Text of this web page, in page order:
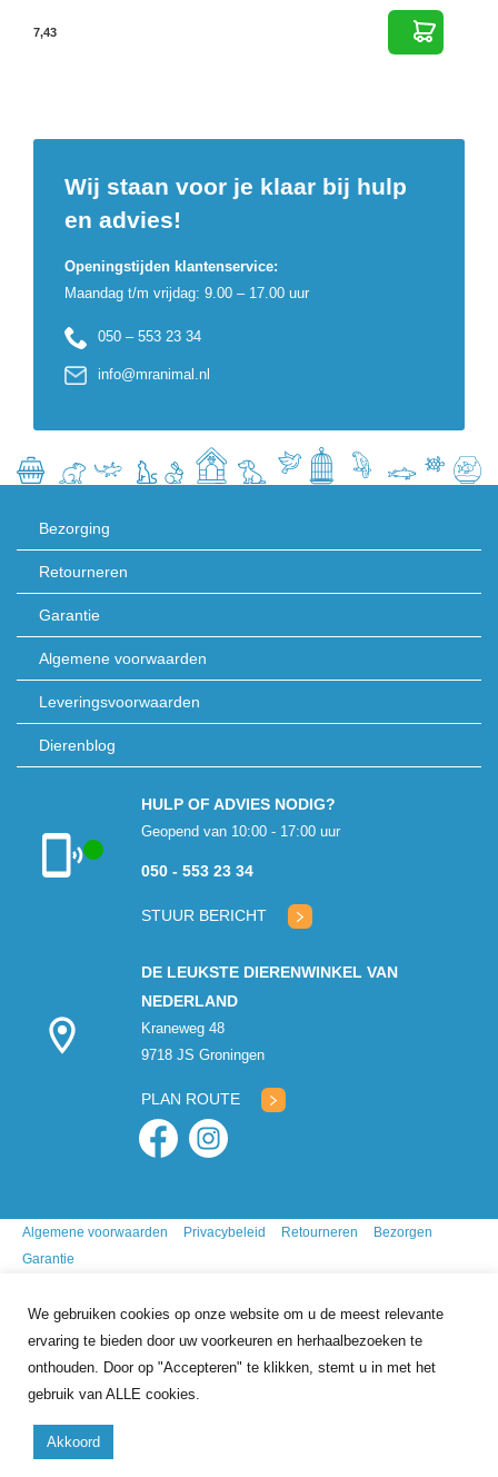
We gebruiken cookies op onze website om u de meest relevante
ervaring te bieden door uw voorkeuren en herhaalbezoeken te
onthouden. Door op "Accepteren" te klikken, stemt u in met het
gebruik van ALLE cookies.
Akkoord
7,43
Wij staan voor je klaar bij hulp
en advies!
Openingstijden klantenservice:
Maandag t/m vrijdag: 9.00 – 17.00 uur
050 – 553 23 34
info@mranimal.nl
Bezorging
Retourneren
Garantie
Algemene voorwaarden
Leveringsvoorwaarden
Dierenblog
Klantenservice
HULP OF ADVIES NODIG?
Geopend van 10:00 - 17:00 uur
050 - 553 23 34
STUUR BERICHT
DE LEUKSTE DIERENWINKEL VAN
NEDERLAND
Kraneweg 48
9718 JS Groningen
PLAN ROUTE
Algemene voorwaarden Privacybeleid Retourneren
Bezorgen
Garantie
Copyright 2026 Mr. Animal